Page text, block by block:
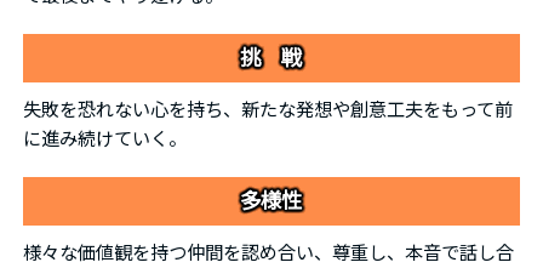
挑 戦
失敗を恐れない心を持ち、新たな発想や創意工夫をもって前
に進み続けていく。
多様性
様々な価値観を持つ仲間を認め合い、尊重し、本音で話し合